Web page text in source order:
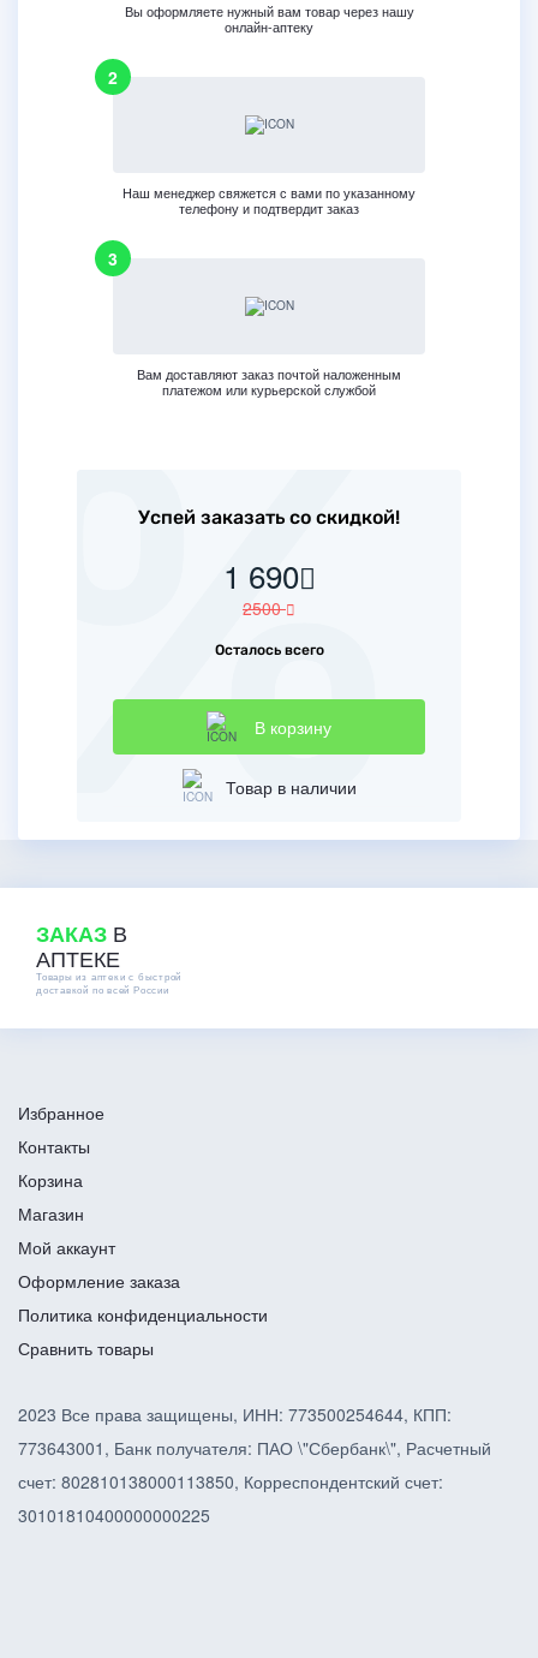
Вы оформляете нужный вам товар через нашу
онлайн-аптеку
Наш менеджер свяжется с вами по указанному
телефону и подтвердит заказ
Вам доставляют заказ почтой наложенным
платежом или курьерской службой
Успей заказать со скидкой!
1 690
2500
Осталось всего
В корзину
Товар в наличии
ЗАКАЗ В
АПТЕКЕ
Товары из аптеки с быстрой
доставкой по всей России
Избранное
Контакты
Корзина
Магазин
Мой аккаунт
Оформление заказа
Политика конфиденциальности
Сравнить товары
2023 Все права защищены, ИНН: 773500254644, КПП:
773643001, Банк получателя: ПАО \"Сбербанк\", Расчетный
счет: 802810138000113850, Корреспондентский счет:
30101810400000000225